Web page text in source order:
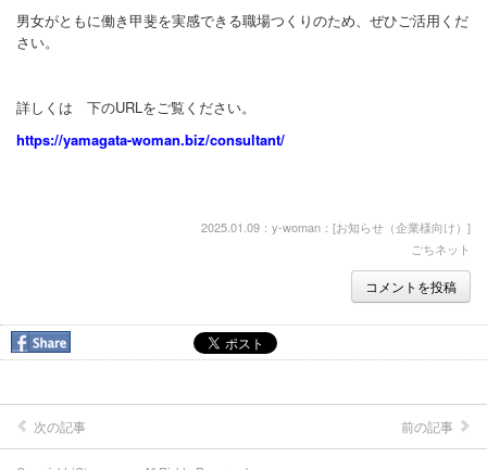
男女がともに働き甲斐を実感できる職場つくりのため、ぜひご活用くだ
さい。
詳しくは 下のURLをご覧ください。
https://yamagata-woman.biz/consultant/
2025.01.09：y-woman：[お知らせ（企業様向け） ]
ごちネット
コメントを投稿
次の記事 前の記事